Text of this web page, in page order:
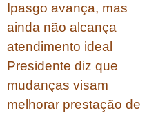
Ipasgo avança, mas
ainda não alcança
atendimento ideal
Presidente diz que
mudanças visam
melhorar prestação de